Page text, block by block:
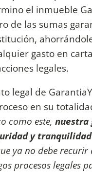
el inmueble
de las sumas
gasto en
legales.
legal de
en su
como este, nuestra
y
ya no debe recurir
procesos legales